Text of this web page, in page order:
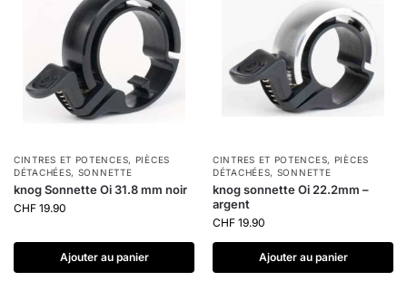
CINTRES ET POTENCES, PIÈCES
DÉTACHÉES, SONNETTE
knog Sonnette Oi 31.8 mm noir
CHF 19.90
Ajouter au panier
CINTRES ET POTENCES, PIÈCES
DÉTACHÉES, SONNETTE
knog sonnette Oi 22.2mm –
argent
CHF 19.90
Ajouter au panier